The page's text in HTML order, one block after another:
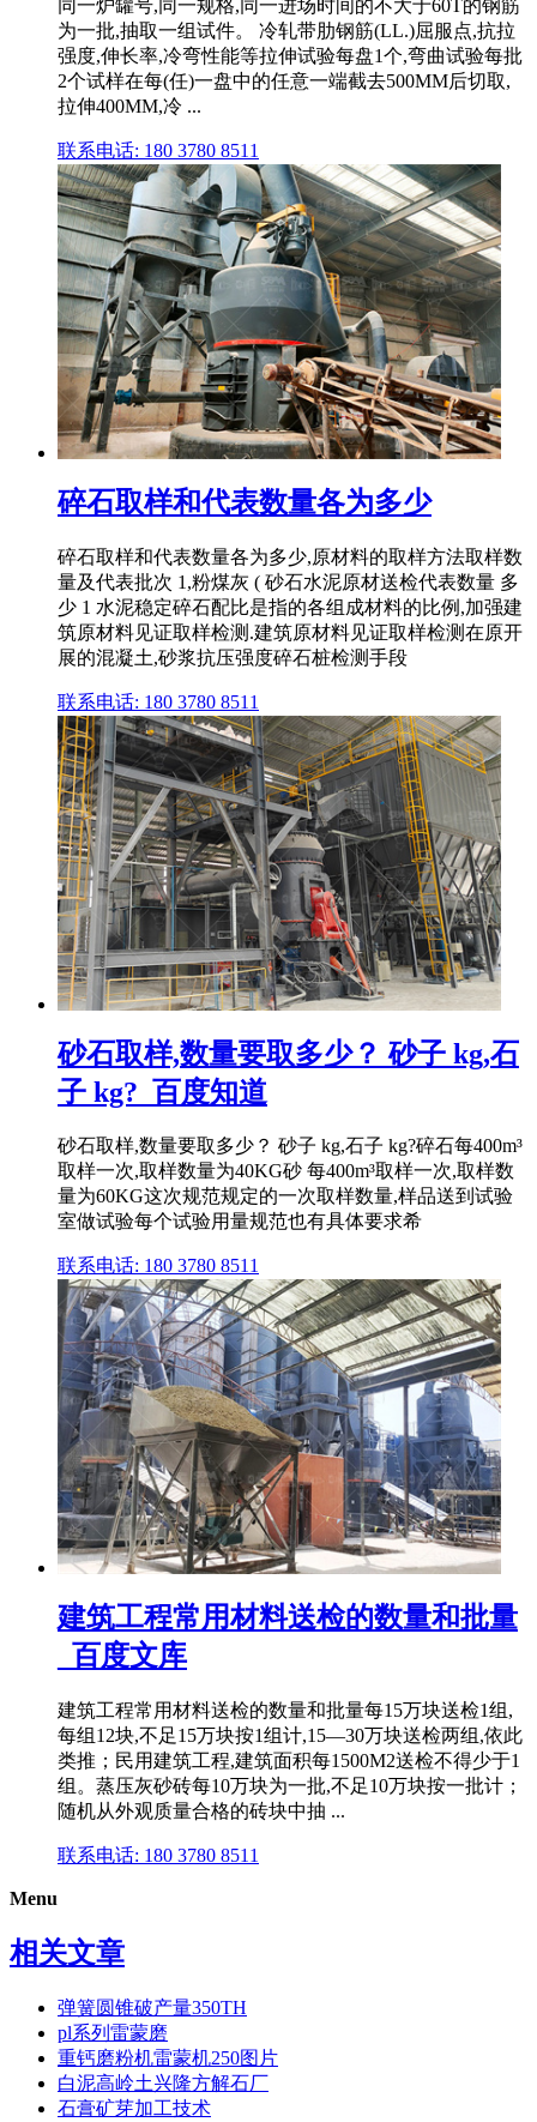
同一炉罐号,同一规格,同一进场时间的不大于60T的钢筋
为一批,抽取一组试件。 冷轧带肋钢筋(LL.)屈服点,抗拉
强度,伸长率,冷弯性能等拉伸试验每盘1个,弯曲试验每批
2个试样在每(任)一盘中的任意一端截去500MM后切取,
拉伸400MM,冷 ...
联系电话: 180 3780 8511
碎石取样和代表数量各为多少
碎石取样和代表数量各为多少,原材料的取样方法取样数
量及代表批次 1,粉煤灰 ( 砂石水泥原材送检代表数量 多
少 1 水泥稳定碎石配比是指的各组成材料的比例,加强建
筑原材料见证取样检测.建筑原材料见证取样检测在原开
展的混凝土,砂浆抗压强度碎石桩检测手段
联系电话: 180 3780 8511
砂石取样,数量要取多少？ 砂子 kg,石
子 kg?_百度知道
砂石取样,数量要取多少？ 砂子 kg,石子 kg?碎石每400m³
取样一次,取样数量为40KG砂 每400m³取样一次,取样数
量为60KG这次规范规定的一次取样数量,样品送到试验
室做试验每个试验用量规范也有具体要求希
联系电话: 180 3780 8511
建筑工程常用材料送检的数量和批量
_百度文库
建筑工程常用材料送检的数量和批量每15万块送检1组,
每组12块,不足15万块按1组计,15—30万块送检两组,依此
类推；民用建筑工程,建筑面积每1500M2送检不得少于1
组。蒸压灰砂砖每10万块为一批,不足10万块按一批计；
随机从外观质量合格的砖块中抽 ...
联系电话: 180 3780 8511
Menu
相关文章
弹簧圆锥破产量350TH
pl系列雷蒙磨
重钙磨粉机雷蒙机250图片
白泥高岭土兴隆方解石厂
石膏矿芽加工技术